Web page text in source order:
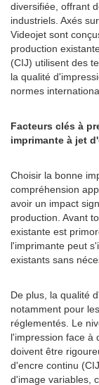
diversifiée, offrant
industriels. Axés
Videojet sont
production
(CIJ) utilisent des
la qualité
normes
Facteurs clés à
imprimante à jet
Choisir la bonne
compréhension
avoir un impact
production. Avant
existante est
l'imprimante peut
existants sans
De plus, la qualité
notamment pour
réglementés. Le
l'impression face à
doivent être
d'encre continu
d'image variables,